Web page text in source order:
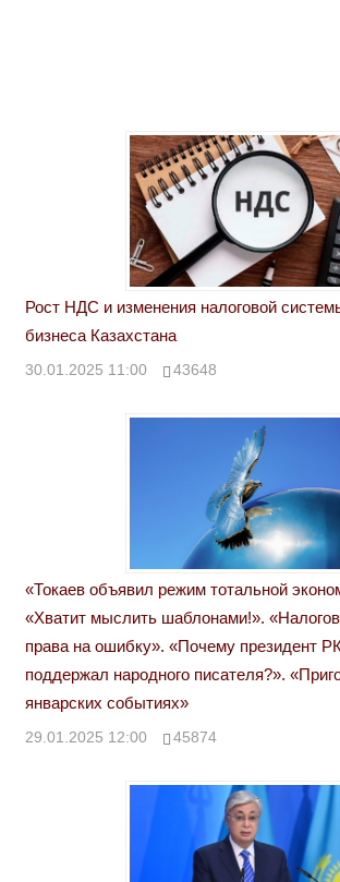
Рост НДС и изменения налоговой
бизнеса Казахстана
30.01.2025 11:00 43648
«Токаев объявил режим тотальной
«Хватит мыслить шаблонами!».
права на ошибку». «Почему президент
поддержал народного писателя?».
январских событиях»
29.01.2025 12:00 45874